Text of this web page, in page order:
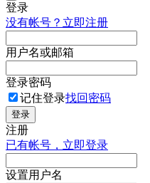
登录
没有帐号？立即注册
用户名或邮箱
登录密码
记住登录找回密码
登录
注册
已有帐号，立即登录
设置用户名